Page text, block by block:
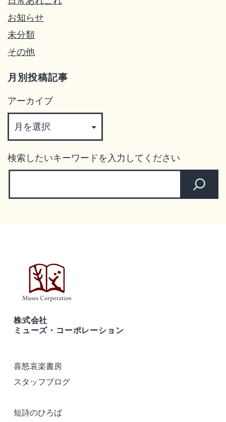
お知らせ
未分類
その他
月別投稿記事
アーカイブ
検索したいキーワードを入力してください
株式会社
ミューズ・コーポレーション
喜怒哀楽書房
スタッフブログ
短詩のひろば